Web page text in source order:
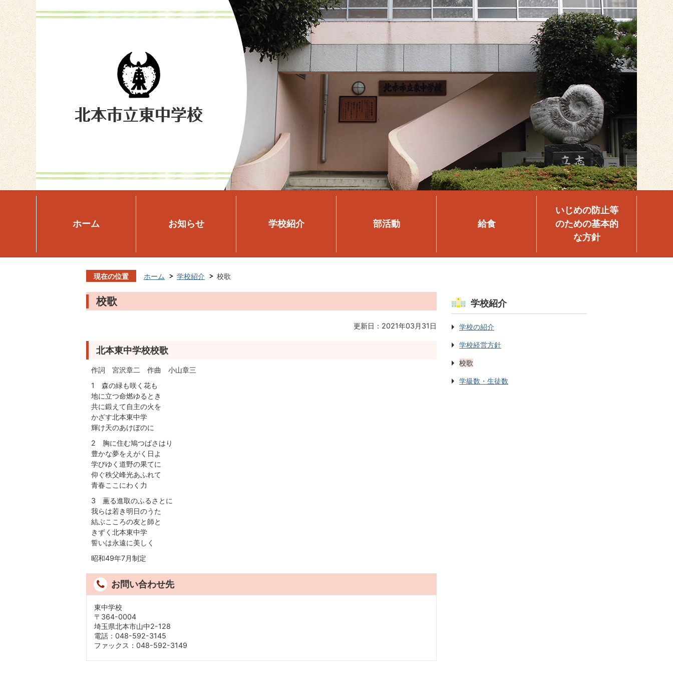
ホーム お知らせ 学校紹介 部活動 給食
いじめの防止等
のための基本的
な方針
現在の位置 ホーム 学校紹介 校歌
校歌
更新日：2021年03月31日
北本東中学校校歌
作詞 宮沢章二 作曲 小山章三
1 森の緑も咲く花も
地に立つ命燃ゆるとき
共に鍛えて自主の火を
かざす北本東中学
輝け天のあけぼのに
2 胸に住む鳩つばさはり
豊かな夢をえがく日よ
学びゆく道野の果てに
仰ぐ秩父峰光あふれて
青春ここにわく力
3 薫る進取のふるさとに
我らは若き明日のうた
結ぶこころの友と師と
きずく北本東中学
誓いは永遠に美しく
昭和49年7月制定
お問い合わせ先
東中学校
〒364-0004
埼玉県北本市山中2-128
電話：048-592-3145
ファックス：048-592-3149
学校紹介
学校の紹介
学校経営方針
校歌
学級数・生徒数